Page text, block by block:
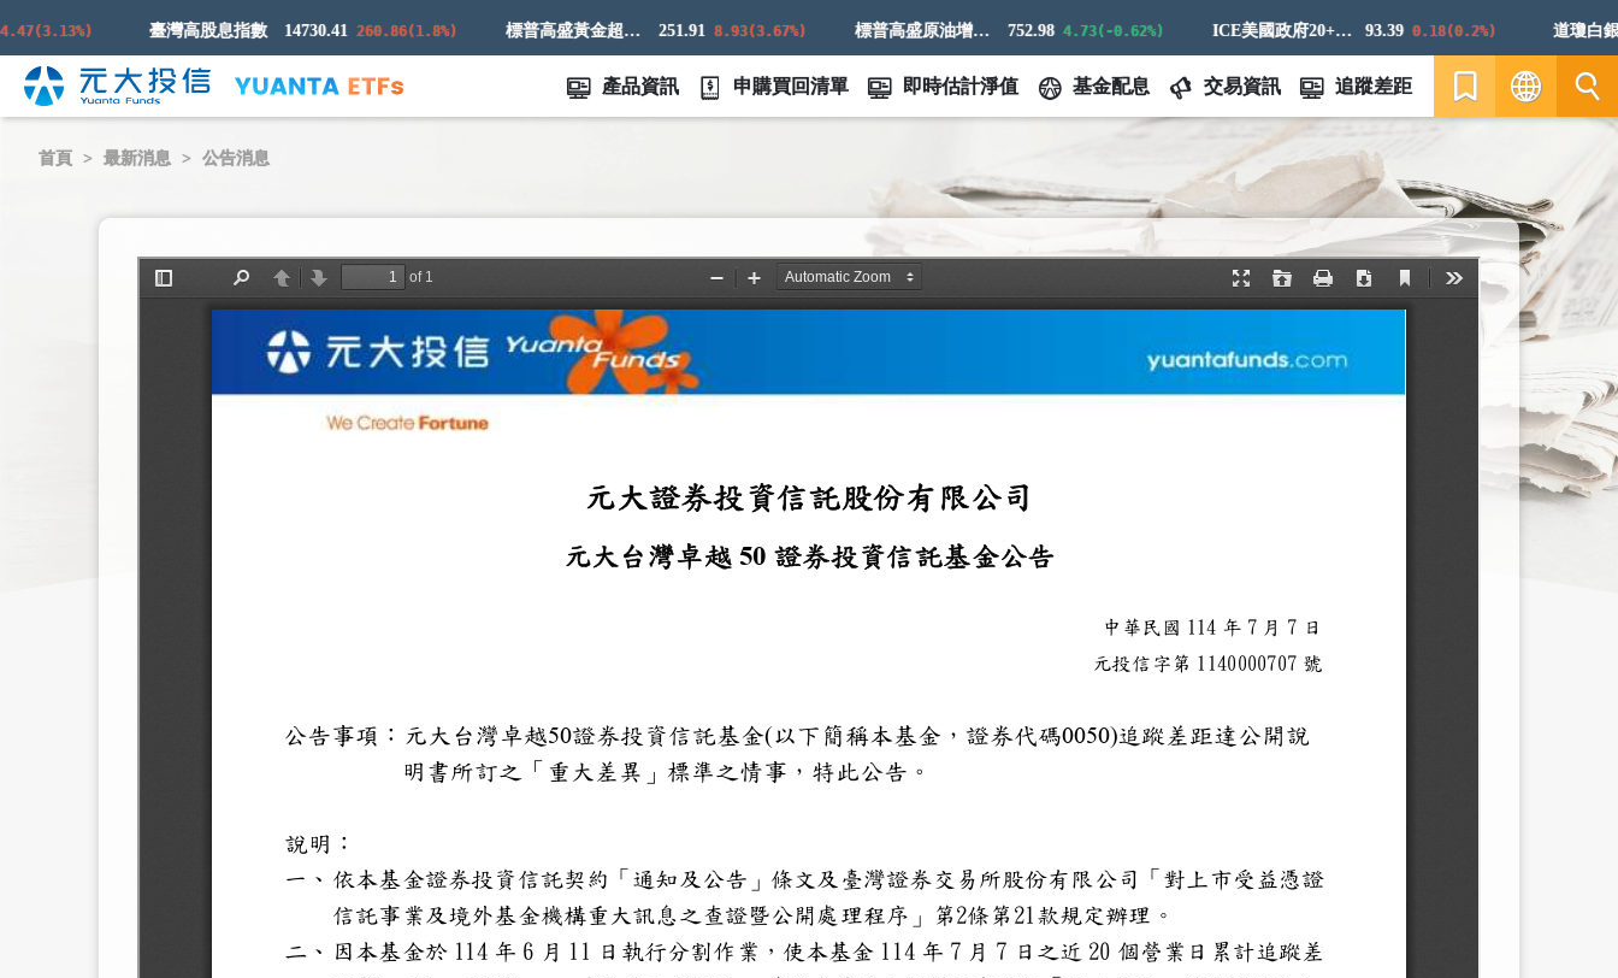
臺灣高股息指數 14730.41 260.86(1.8%) 標普高盛黃金超額回報指數 251.91 8.93(3.67%) 標普高盛原油增強超額回報指數 752.98 4.73(-0.62%) ICE美國政府20+年期債券指數 93.39 0.18(0.2%) 道瓊白銀
產品資訊 申購買回清單 即時估計淨值 基金配息 交易資訊 追蹤差距
EN
首頁 最新消息 公告消息